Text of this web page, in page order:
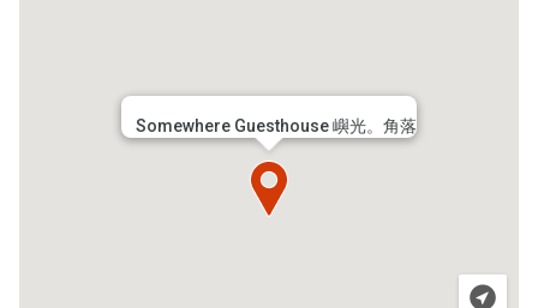
Somewhere Guesthouse 嶼光。角落